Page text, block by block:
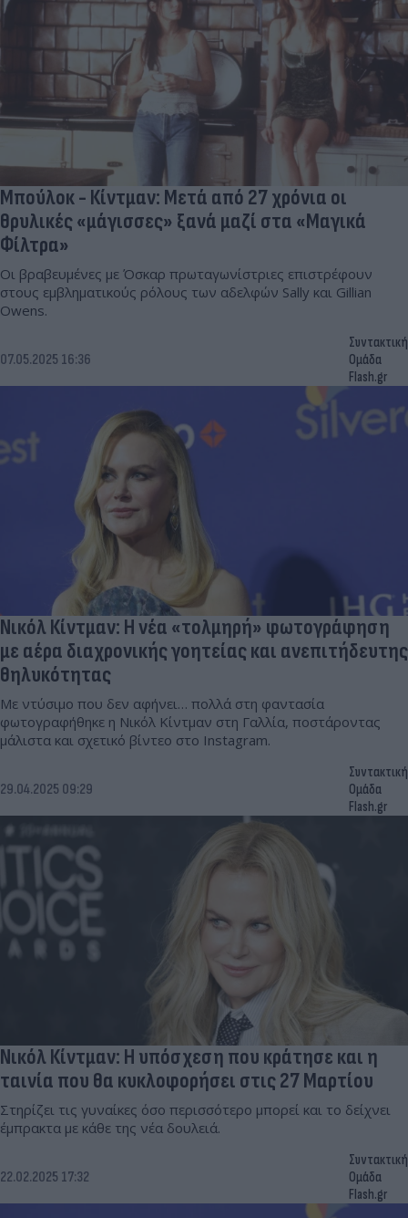
Μπούλοκ - Κίντμαν: Μετά από 27 χρόνια οι
θρυλικές «μάγισσες» ξανά μαζί στα «Μαγικά
Φίλτρα»
Οι βραβευμένες με Όσκαρ πρωταγωνίστριες επιστρέφουν
στους εμβληματικούς ρόλους των αδελφών Sally και Gillian
Owens.
07.05.2025 16:36
Συντακτική
Ομάδα
Flash.gr
Νικόλ Κίντμαν: Η νέα «τολμηρή» φωτογράφηση
με αέρα διαχρονικής γοητείας και ανεπιτήδευτης
θηλυκότητας
Με ντύσιμο που δεν αφήνει… πολλά στη φαντασία
φωτογραφήθηκε η Νικόλ Κίντμαν στη Γαλλία, ποστάροντας
μάλιστα και σχετικό βίντεο στο Instagram.
29.04.2025 09:29
Συντακτική
Ομάδα
Flash.gr
Νικόλ Κίντμαν: Η υπόσχεση που κράτησε και η
ταινία που θα κυκλοφορήσει στις 27 Μαρτίου
Στηρίζει τις γυναίκες όσο περισσότερο μπορεί και το δείχνει
έμπρακτα με κάθε της νέα δουλειά.
22.02.2025 17:32
Συντακτική
Ομάδα
Flash.gr